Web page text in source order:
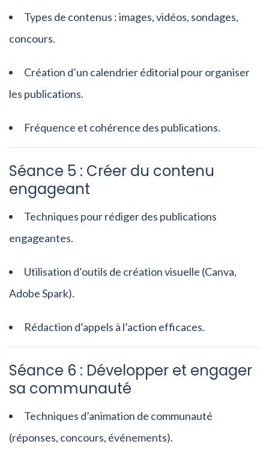
Types de contenus : images, vidéos, sondages,
concours.
Création d’un calendrier éditorial pour organiser
les publications.
Fréquence et cohérence des publications.
Séance 5 : Créer du contenu
engageant
Techniques pour rédiger des publications
engageantes.
Utilisation d’outils de création visuelle (Canva,
Adobe Spark).
Rédaction d’appels à l’action efficaces.
Séance 6 : Développer et engager
sa communauté
Techniques d’animation de communauté
(réponses, concours, événements).